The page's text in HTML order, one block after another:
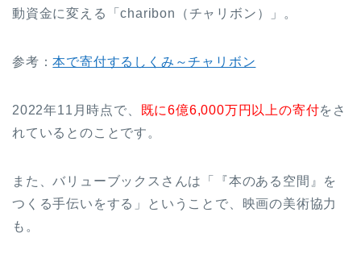
動資金に変える「charibon（チャリボン）」。
参考：本で寄付するしくみ～チャリボン
2022年11月時点で、 既に6億6,000万円以上の寄付をさ
れているとのことです。
また、バリューブックスさんは「『本のある空間』を
つくる手伝いをする」ということで、映画の美術協力
も。